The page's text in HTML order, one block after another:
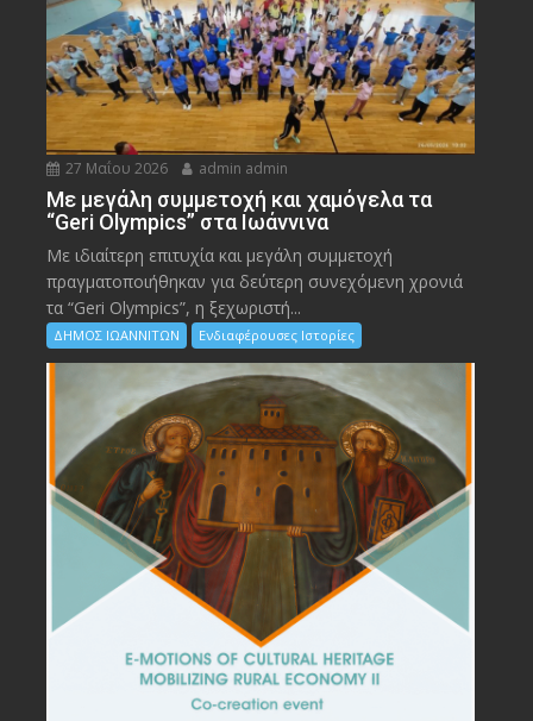
27 Μαΐου 2026 admin admin
Με μεγάλη συμμετοχή και χαμόγελα τα
“Geri Olympics” στα Ιωάννινα
Με ιδιαίτερη επιτυχία και μεγάλη συμμετοχή
πραγματοποιήθηκαν για δεύτερη συνεχόμενη χρονιά
τα “Geri Olympics”, η ξεχωριστή...
ΔΗΜΟΣ ΙΩΑΝΝΙΤΩΝ Ενδιαφέρουσες Ιστορίες